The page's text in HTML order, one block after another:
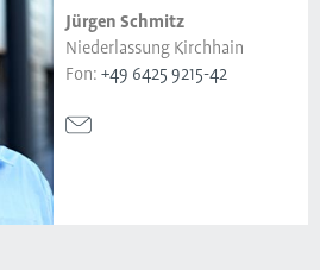
Jürgen Schmitz
Niederlassung Kirchhain
Fon: +49 6425 9215-42